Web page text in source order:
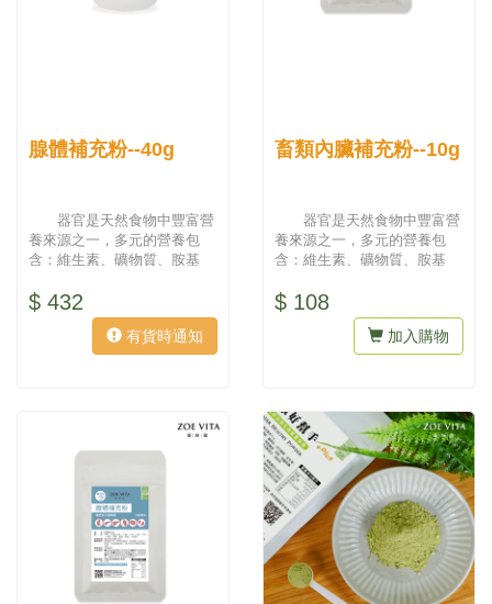
腺體補充粉--40g
器官是天然食物中豐富營
養來源之一，多元的營養包
含：維生素、礦物質、胺基
新鮮動物...
$ 432
有貨時通知
畜類內臟補充粉--10g
器官是天然食物中豐富營
養來源之一，多元的營養包
含：維生素、礦物質、胺基
新鮮牛、...
$ 108
加入購物